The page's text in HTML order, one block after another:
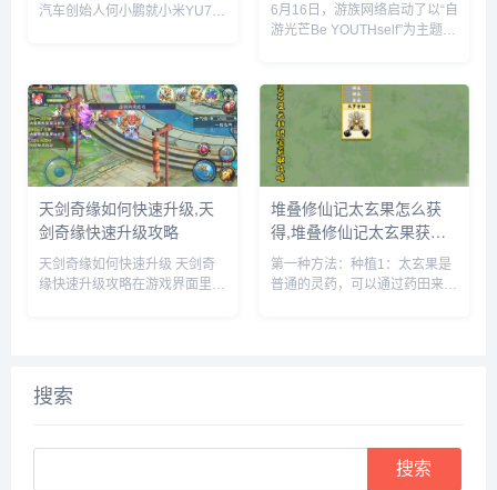
汽车创始人何小鹏就小米YU7的
间进行了多次深入讨论。在交流
过程中，何小鹏对小米YU7的...
6月16日，游族网络启动了以“自
游光芒Be YOUTHself”为主题的
狂欢嘉年华，更集结了旗下产品
为全球玩家带来了庆生版本更新
及包含616...
天剑奇缘如何快速升级,天
剑奇缘快速升级攻略
天剑奇缘如何快速升级 天剑奇
缘快速升级攻略在游戏界面里，
悬赏任务，完成这些任务后，就
可以...
堆叠修仙记太玄果怎么获
得,堆叠修仙记太玄果获得
方法
第一种方法：种植1：太玄果是
普通的灵药，可以通过药田来种
搜索